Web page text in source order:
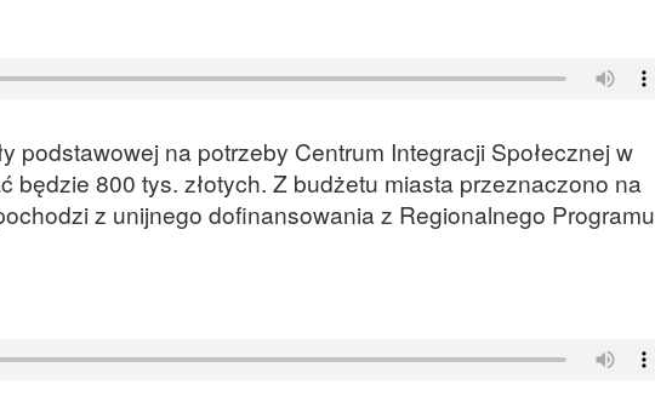
podstawowej na potrzeby Centrum Integracji Społecznej w
będzie 800 tys. złotych. Z budżetu miasta przeznaczono na
z unijnego dofinansowania z Regionalnego Programu